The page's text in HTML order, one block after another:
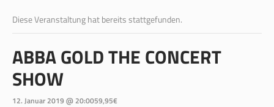
Diese Veranstaltung hat bereits stattgefunden.
ABBA GOLD THE CONCERT
SHOW
12. Januar 2019 @ 20:0059,95€